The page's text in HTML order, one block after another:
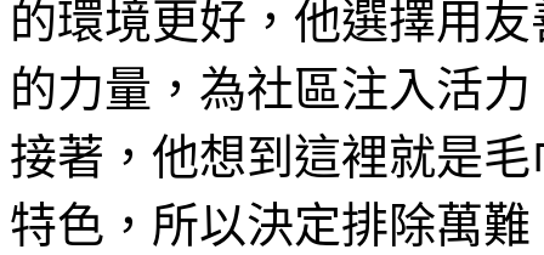
的環境更好，他選擇用
的力量，為社區注入活
接著，他想到這裡就是
特色，所以決定排除萬